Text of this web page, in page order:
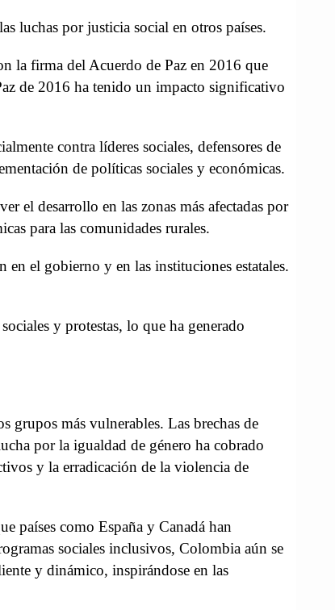
luchas por justicia social en otros países.
la firma del Acuerdo de Paz en 2016 que
de 2016 ha tenido un impacto significativo
contra líderes sociales, defensores de
de políticas sociales y económicas.
el desarrollo en las zonas más afectadas por
para las comunidades rurales.
el gobierno y en las instituciones estatales.
y protestas, lo que ha generado
grupos más vulnerables. Las brechas de
por la igualdad de género ha cobrado
y la erradicación de la violencia de
países como España y Canadá han
sociales inclusivos, Colombia aún se
y dinámico, inspirándose en las